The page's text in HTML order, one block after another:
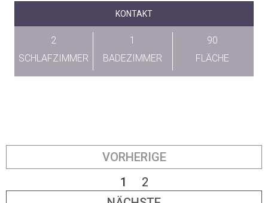
KONTAKT
2
SCHLAFZIMMER
1
BADEZIMMER
90
FLÄCHE
VORHERIGE
1
2